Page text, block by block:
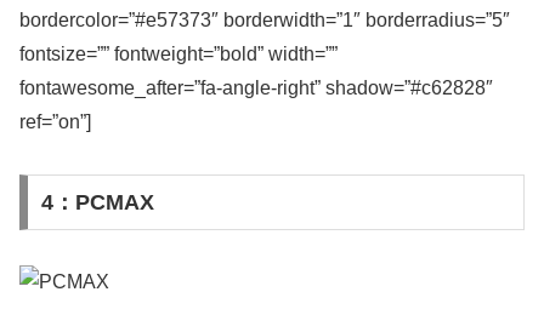
bordercolor=”#e57373″ borderwidth=”1″ borderradius=”5″
fontsize=”” fontweight=”bold” width=””
fontawesome_after=”fa-angle-right” shadow=”#c62828″
ref=”on”]
4：PCMAX